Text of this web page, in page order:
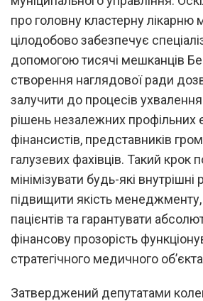
про головну кластерну лікарню
цілодобово забезпечує
допомогою тисячі мешканців
створення наглядової ради
залучити до процесів ухвалення
рішень незалежних профільних
фінансистів, представників
галузевих фахівців. Такий крок
мінімізувати будь-які внутрішні
підвищити якість менеджменту,
пацієнтів та гарантувати
фінансову прозорість
стратегічного медичного
Затверджений депутатами